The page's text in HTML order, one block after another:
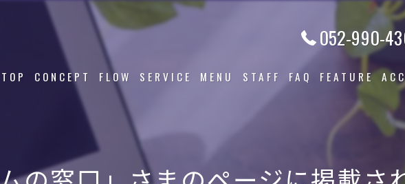
052-990-
TOP CONCEPT FLOW SERVICE MENU STAFF FAQ FEATURE
トレーニング